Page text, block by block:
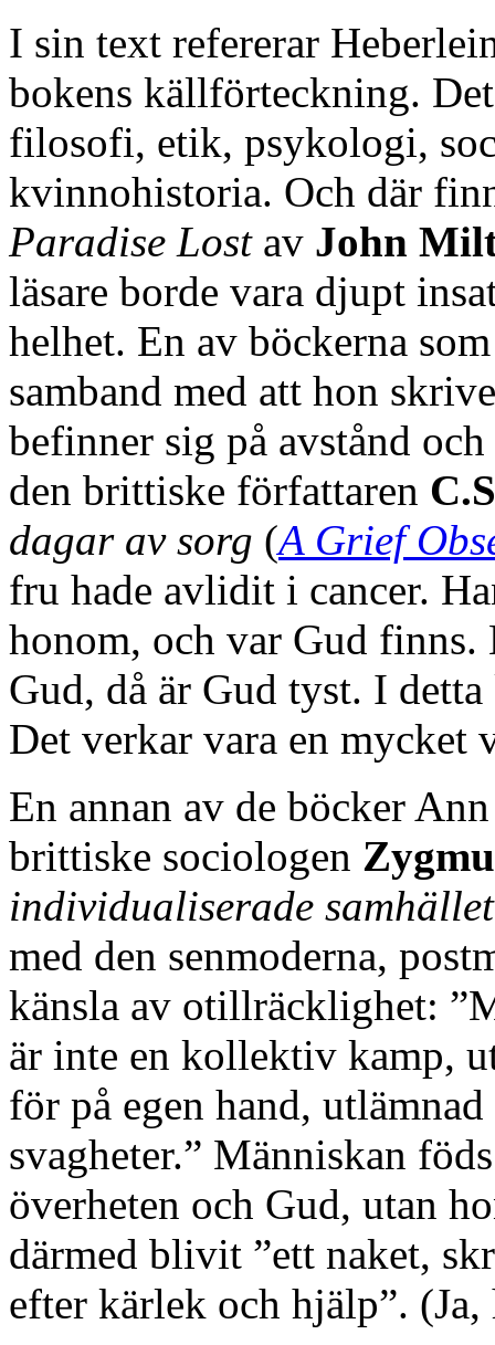
I sin text refererar
bokens källförteckning.
filosofi, etik, psykologi,
kvinnohistoria. Och där
Paradise Lostav John
läsare borde vara djupt
helhet. En av böckerna
samband med att hon
befinner sig på avstånd
den brittiske författaren
dagar av sorg (A Grief
fru hade avlidit i cancer.
honom, och var Gud
Gud, då är Gud tyst. I
Det verkar vara en mycket
En annan av de böcker
brittiske sociologen
individualiserade
med den senmoderna,
känsla av otillräcklighet:
är inte en kollektiv kamp,
för på egen hand,
svagheter.” Människan
överheten och Gud, utan
därmed blivit ”ett naket,
efter kärlek och hjälp”.